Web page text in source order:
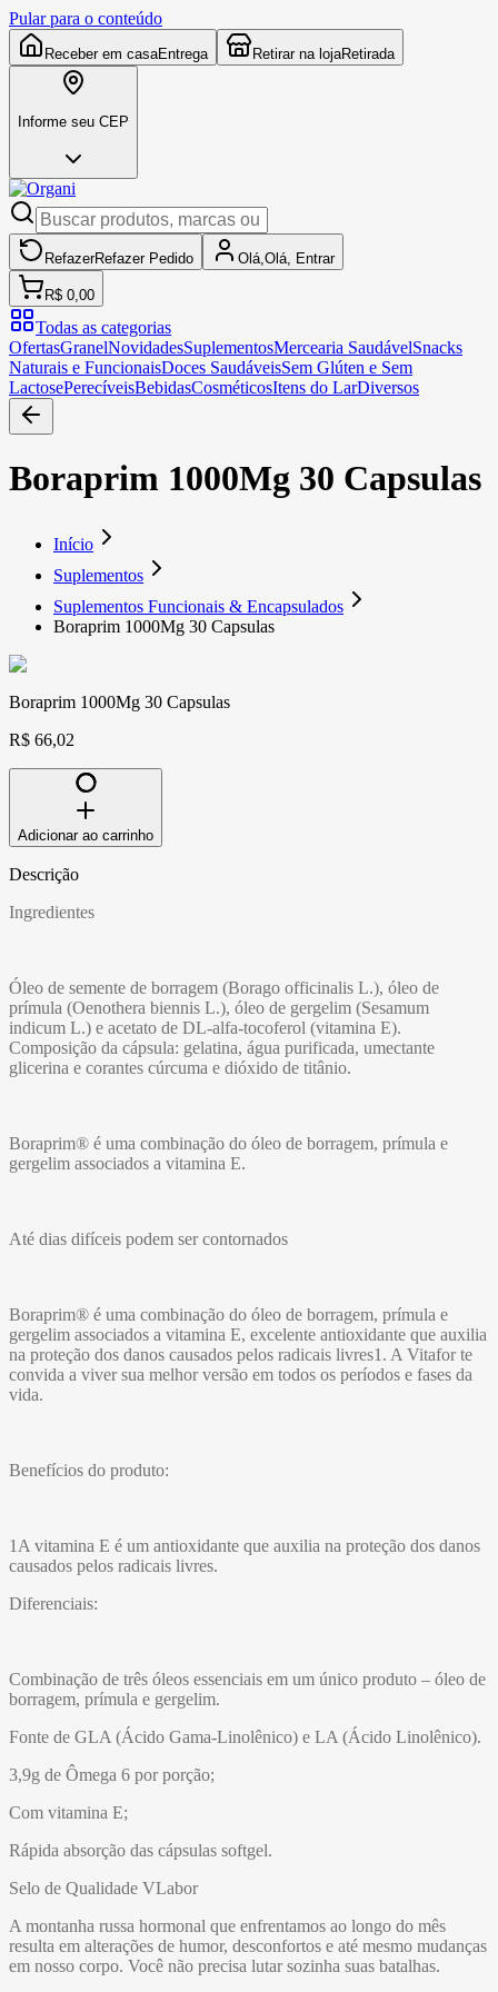
Pular para o conteúdo
Receber em casaEntrega Retirar na lojaRetirada
Informe seu CEP
RefazerRefazer Pedido Olá, Olá, Entrar
R$ 0,00
Todas as categorias
OfertasGranelNovidadesSuplementosMercearia SaudávelSnacks
Naturais e FuncionaisDoces SaudáveisSem Glúten e Sem
LactosePerecíveisBebidasCosméticosItens do LarDiversos
Boraprim 1000Mg 30 Capsulas
Início
Suplementos
Suplementos Funcionais & Encapsulados
Boraprim 1000Mg 30 Capsulas
Boraprim 1000Mg 30 Capsulas
R$ 66,02
Adicionar ao carrinho
Descrição
Ingredientes
Óleo de semente de borragem (Borago officinalis L.), óleo de
prímula (Oenothera biennis L.), óleo de gergelim (Sesamum
indicum L.) e acetato de DL-alfa-tocoferol (vitamina E).
Composição da cápsula: gelatina, água purificada, umectante
glicerina e corantes cúrcuma e dióxido de titânio.
Boraprim® é uma combinação do óleo de borragem, prímula e
gergelim associados a vitamina E.
Até dias difíceis podem ser contornados
Boraprim® é uma combinação do óleo de borragem, prímula e
gergelim associados a vitamina E, excelente antioxidante que auxilia
na proteção dos danos causados pelos radicais livres1. A Vitafor te
convida a viver sua melhor versão em todos os períodos e fases da
vida.
Benefícios do produto:
1A vitamina E é um antioxidante que auxilia na proteção dos danos
causados pelos radicais livres.
Diferenciais:
Combinação de três óleos essenciais em um único produto – óleo de
borragem, prímula e gergelim.
Fonte de GLA (Ácido Gama-Linolênico) e LA (Ácido Linolênico).
3,9g de Ômega 6 por porção;
Com vitamina E;
Rápida absorção das cápsulas softgel.
Selo de Qualidade VLabor
A montanha russa hormonal que enfrentamos ao longo do mês
resulta em alterações de humor, desconfortos e até mesmo mudanças
em nosso corpo. Você não precisa lutar sozinha suas batalhas.